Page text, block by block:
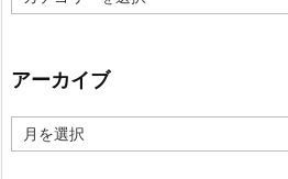
テ
ー
アーカイブ
ー